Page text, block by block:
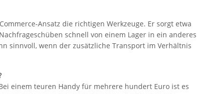
Ansatz die richtigen Werkzeuge. Er sorgt etwa
schnell von einem Lager in ein anderes
sinnvoll, wenn der zusätzliche Transport im Verhältnis
einem teuren Handy für mehrere hundert Euro ist es